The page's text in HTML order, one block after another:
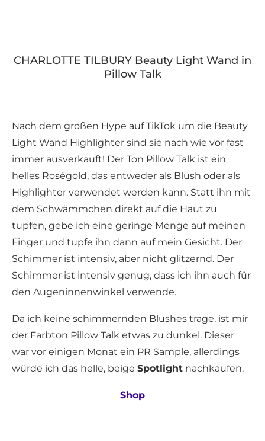
CHARLOTTE TILBURY Beauty Light Wand in
Pillow Talk
Nach dem großen Hype auf TikTok um die Beauty
Light Wand Highlighter sind sie nach wie vor fast
immer ausverkauft! Der Ton Pillow Talk ist ein
helles Roségold, das entweder als Blush oder als
Highlighter verwendet werden kann. Statt ihn mit
dem Schwämmchen direkt auf die Haut zu
tupfen, gebe ich eine geringe Menge auf meinen
Finger und tupfe ihn dann auf mein Gesicht. Der
Schimmer ist intensiv, aber nicht glitzernd. Der
Schimmer ist intensiv genug, dass ich ihn auch für
den Augeninnenwinkel verwende.
Da ich keine schimmernden Blushes trage, ist mir
der Farbton Pillow Talk etwas zu dunkel. Dieser
war vor einigen Monat ein PR Sample, allerdings
würde ich das helle, beige Spotlight nachkaufen.
Shop